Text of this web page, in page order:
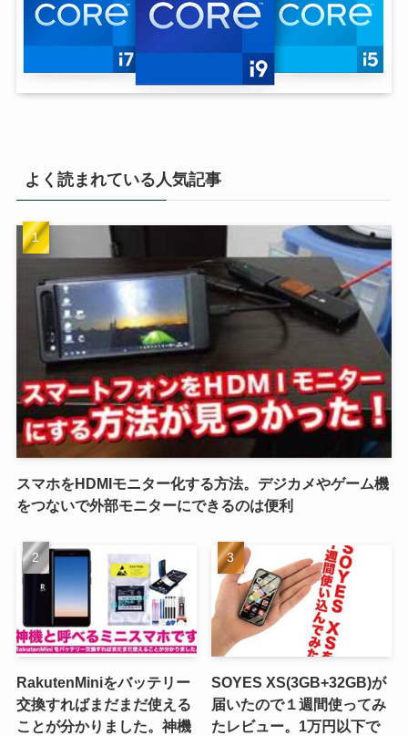
よく読まれている人気記事
スマホをHDMIモニター化する方法。デジカメやゲーム機
をつないで外部モニターにできるのは便利
RakutenMiniをバッテリー
交換すればまだまだ使える
ことが分かりました。神機
SOYES XS(3GB+32GB)が
届いたので１週間使ってみ
たレビュー。1万円以下で